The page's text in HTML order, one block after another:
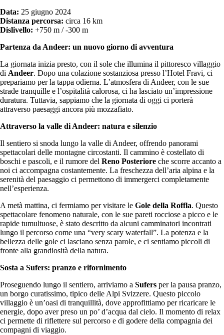
Data: 25 giugno 2024
Distanza percorsa: circa 16 km
Dislivello: +750 m / -300 m
Partenza da Andeer: un nuovo giorno di avventura
La giornata inizia presto, con il sole che illumina il pittoresco villaggio
di Andeer. Dopo una colazione sostanziosa presso l’Hotel Fravi, ci
prepariamo per la tappa odierna. L’atmosfera di Andeer, con le sue
strade tranquille e l’ospitalità calorosa, ci ha lasciato un’impressione
duratura. Tuttavia, sappiamo che la giornata di oggi ci porterà
attraverso paesaggi ancora più mozzafiato.
Attraverso la valle di Andeer: natura e silenzio
Il sentiero si snoda lungo la valle di Andeer, offrendo panorami
spettacolari delle montagne circostanti. Il cammino è costellato di
boschi e pascoli, e il rumore del Reno Posteriore che scorre accanto a
noi ci accompagna costantemente. La freschezza dell’aria alpina e la
serenità del paesaggio ci permettono di immergerci completamente
nell’esperienza.
A metà mattina, ci fermiamo per visitare le Gole della Roffla. Questo
spettacolare fenomeno naturale, con le sue pareti rocciose a picco e le
rapide tumultuose, è stato descritto da alcuni camminatori incontrati
lungo il percorso come una “very scary waterfall”. La potenza e la
bellezza delle gole ci lasciano senza parole, e ci sentiamo piccoli di
fronte alla grandiosità della natura.
Sosta a Sufers: pranzo e rifornimento
Proseguendo lungo il sentiero, arriviamo a Sufers per la pausa pranzo,
un borgo curatissimo, tipico delle Alpi Svizzere. Questo piccolo
villaggio è un’oasi di tranquillità, dove approfittiamo per ricaricare le
energie, dopo aver preso un po’ d’acqua dal cielo. Il momento di relax
ci permette di riflettere sul percorso e di godere della compagnia dei
compagni di viaggio.